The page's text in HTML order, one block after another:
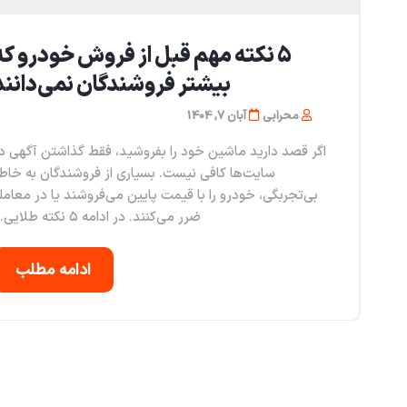
۵ نکته مهم قبل از فروش خودرو
بیشتر فروشندگان
محرابی آبان 7, 1404
اگر قصد دارید ماشین خود را بفروشید، فقط گذاشتن آگهی
سایت‌ها کافی نیست. بسیاری از فروشندگان به
بی‌تجربگی، خودرو را با قیمت پایین می‌فروشند یا در
ضرر می‌کنند. در ادامه ۵ نکته طلایی...
ادامه مطلب